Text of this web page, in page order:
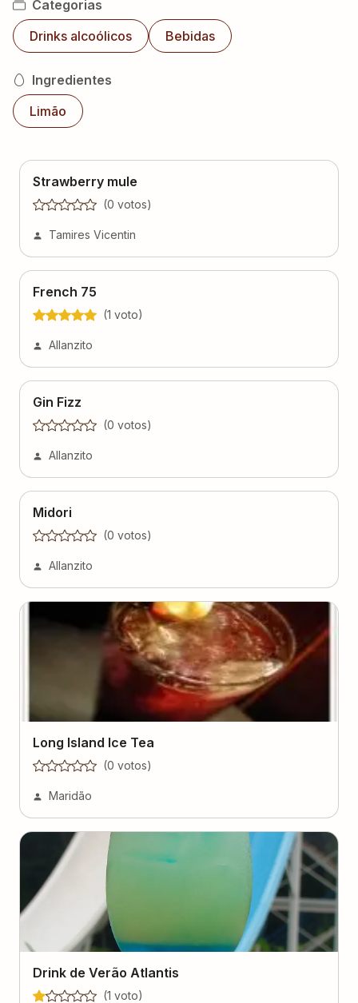
Categorias
Drinks alcoólicos
Bebidas
Ingredientes
Limão
Strawberry mule
(0 votos)
Tamires Vicentin
French 75
(1 voto)
Allanzito
Gin Fizz
(0 votos)
Allanzito
Midori
(0 votos)
Allanzito
Long Island Ice Tea
(0 votos)
Maridão
Drink de Verão Atlantis
(1 voto)